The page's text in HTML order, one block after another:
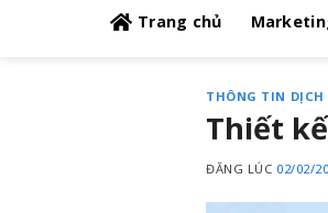
Trang chủ
THÔNG TIN DỊCH
Thiết
ĐĂNG LÚC 02/02/